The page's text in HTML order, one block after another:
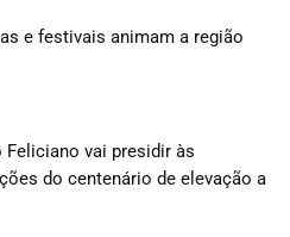
e festivais animam a região
Feliciano vai presidir às
do centenário de elevação a